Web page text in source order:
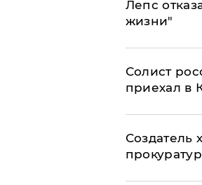
Лепс
жизни"
Солист
приехал в
Создатель